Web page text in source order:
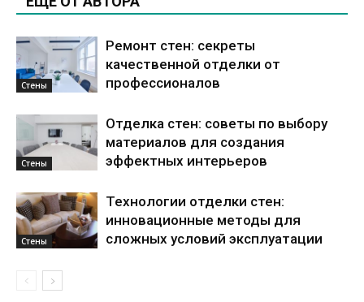
Стены
Ремонт стен: секреты
качественной отделки от
профессионалов
Стены
Отделка стен: советы по выбору
материалов для создания
эффектных интерьеров
Стены
Технологии отделки стен:
инновационные методы для
сложных условий эксплуатации